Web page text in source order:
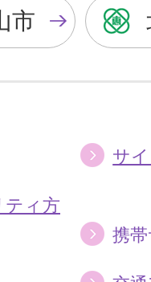
色
に
色
に
市
サ
ティ方
携